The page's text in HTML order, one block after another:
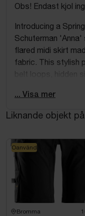
Obs! Endast kjol
Introducing a
Schuterman 'Anna'
flared midi skirt
fabric. This stylish
belt loops, hidden
viscose. Elevate
fashion with the
... Visa mer
Liknande objekt
Bromma
Oanvänd